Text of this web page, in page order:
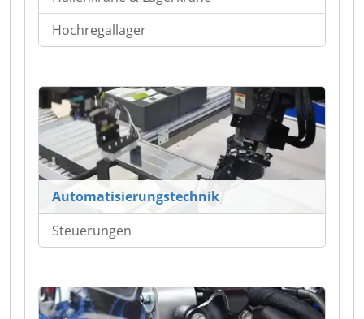
Hochregallager
Automatisierungstechnik
Steuerungen